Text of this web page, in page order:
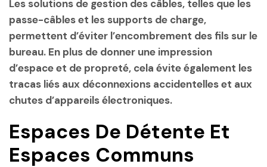
Les solutions de gestion des câbles, telles que les
passe-câbles et les supports de charge,
permettent d’éviter l’encombrement des fils sur le
bureau. En plus de donner une impression
d’espace et de propreté, cela évite également les
tracas liés aux déconnexions accidentelles et aux
chutes d’appareils électroniques.
Espaces De Détente Et
Espaces Communs